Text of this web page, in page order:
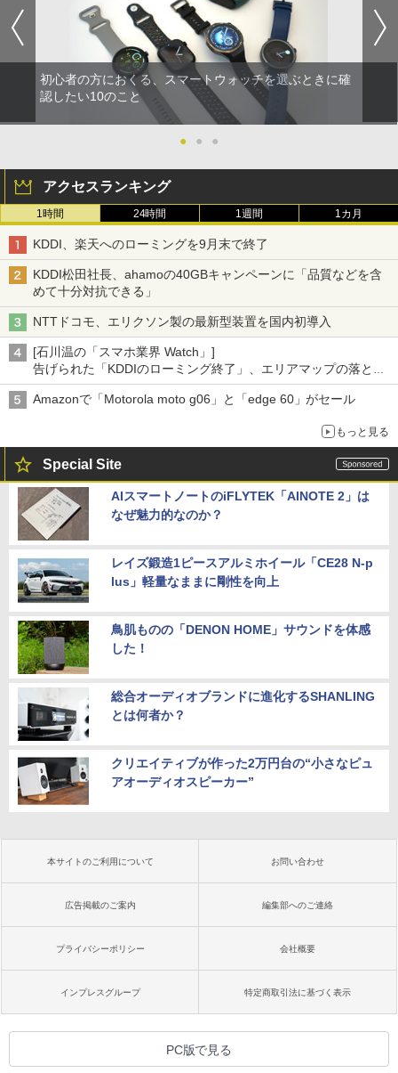
初心者の方におくる、スマートウォッチを選ぶときに確
認したい10のこと
● ● ●
アクセスランキング
1時間 24時間 1週間 1カ月
KDDI、楽天へのローミングを9月末で終了
KDDI松田社長、ahamoの40GBキャンペーンに「品質などを含
めて十分対抗できる」
NTTドコモ、エリクソン製の最新型装置を国内初導入
[石川温の「スマホ業界 Watch」]
告げられた「KDDIのローミング終了」、エリアマップの落とし
穴と楽天モバイルの課題
Amazonで「Motorola moto g06」と「edge 60」がセール
もっと見る
Special Site
AIスマートノートのiFLYTEK「AINOTE 2」は
なぜ魅力的なのか？
レイズ鍛造1ピースアルミホイール「CE28 N-p
lus」軽量なままに剛性を向上
鳥肌ものの「DENON HOME」サウンドを体感
した！
総合オーディオブランドに進化するSHANLING
とは何者か？
クリエイティブが作った2万円台の“小さなピュ
アオーディオスピーカー”
本サイトのご利用について お問い合わせ
広告掲載のご案内 編集部へのご連絡
プライバシーポリシー 会社概要
インプレスグループ 特定商取引法に基づく表示
PC版で見る